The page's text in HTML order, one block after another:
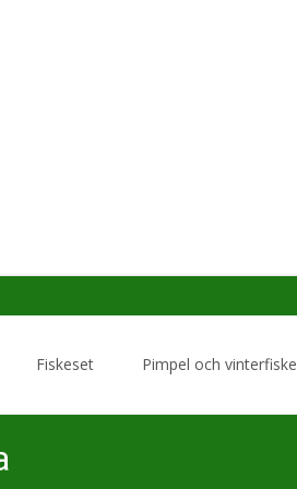
Fiskeset Pimpel och vinterfiske